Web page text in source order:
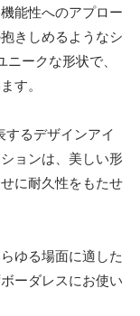
能性へのアプロー
きしめるようなシ
ークな形状で、
す。
するデザインアイ
ョンは、美しい形
に耐久性をもたせ
ゆる場面に適した
ーダレスにお使い